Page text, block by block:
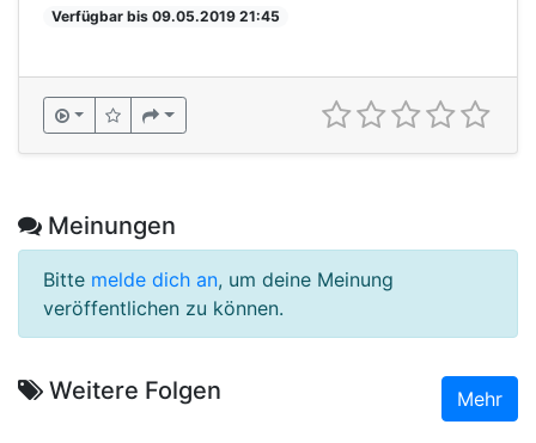
Verfügbar bis 09.05.2019 21:45
Meinungen
Bitte melde dich an, um deine Meinung
veröffentlichen zu können.
Weitere Folgen Mehr